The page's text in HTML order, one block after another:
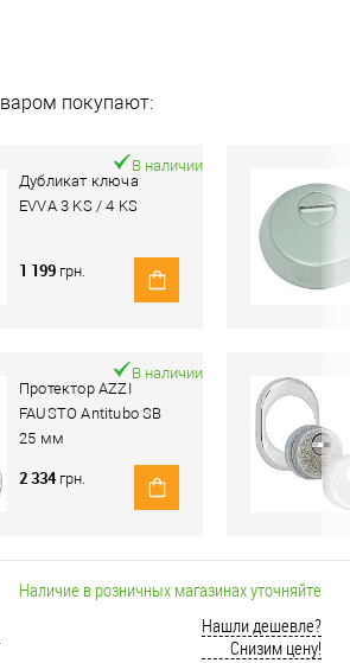
покупают:
Дубликат ключа
EVVA 3 KS / 4 KS
В наличии
1 199 грн.
Протектор AZZI
FAUSTO Antitubo SB
25 мм
овальный широкий
хром полированный
В наличии
2 334 грн.
Наличие в розничных магазинах уточняйте
Нашли дешевле?
Снизим цену!